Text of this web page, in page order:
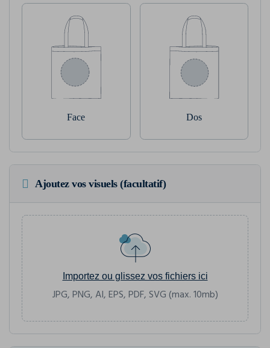
Face Dos
Ajoutez vos visuels (facultatif)
Importez ou glissez vos fichiers ici
JPG, PNG, AI, EPS, PDF, SVG (max. 10mb)